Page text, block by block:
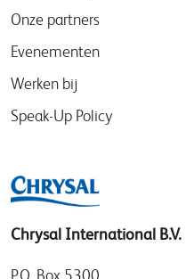
Onze partners
Evenementen
Werken bij
Speak-Up Policy
Chrysal International B.V.
P.O. Box 5300